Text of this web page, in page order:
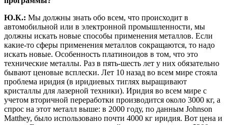
Ю.К.: Мы должны знать обо всем, что происходит в
автомобильной или в электронной промышленности, мы
должны искать новые способы применения металлов. Если
какие-то сферы применения металлов сокращаются, то надо
искать новые. Особенность платиноидов в том, что это
технические металлы. Раз в пять-шесть лет у них обязательно
бывают ценовые всплески. Лет 10 назад во всем мире стояла
проблема иридия (в иридиевых тиглях выращивают
кристаллы для лазерной техники). Иридия во всем мире с
учетом вторичной переработки производится около 3000 кг, а
спрос на этот металл выше: в 2000 году, по данным Johnson
Matthey, было использовано почти 4000 кг иридия. Вот цена и